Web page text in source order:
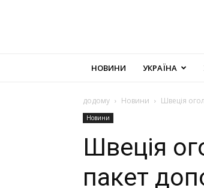
НОВИНИ УКРАЇНА
додому Новини Швеція
Новини
Швеція
пакет